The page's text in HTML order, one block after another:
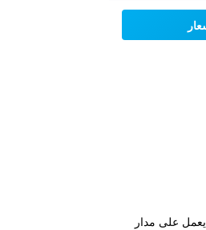
يعمل على مدار